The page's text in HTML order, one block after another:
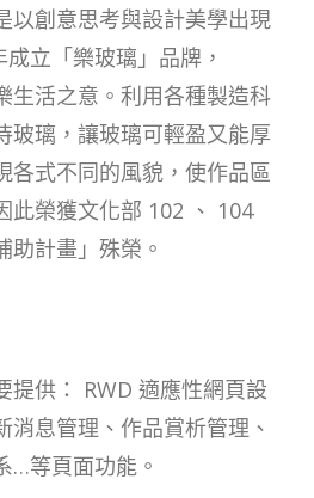
以創意思考與設計美學出現
立「樂玻璃」品牌，
生活之意。利用各種製造科
玻璃，讓玻璃可輕盈又能厚
各式不同的風貌，使作品區
此榮獲文化部 102 、 104
助計畫」殊榮。
提供： RWD 適應性網頁設
消息管理、作品賞析管理、
…等頁面功能。